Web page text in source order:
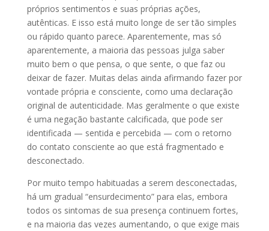
próprios sentimentos e suas próprias ações,
autênticas. E isso está muito longe de ser tão simples
ou rápido quanto parece. Aparentemente, mas só
aparentemente, a maioria das pessoas julga saber
muito bem o que pensa, o que sente, o que faz ou
deixar de fazer. Muitas delas ainda afirmando fazer por
vontade própria e consciente, como uma declaração
original de autenticidade. Mas geralmente o que existe
é uma negação bastante calcificada, que pode ser
identificada — sentida e percebida — com o retorno
do contato consciente ao que está fragmentado e
desconectado.
Por muito tempo habituadas a serem desconectadas,
há um gradual “ensurdecimento” para elas, embora
todos os sintomas de sua presença continuem fortes,
e na maioria das vezes aumentando, o que exige mais